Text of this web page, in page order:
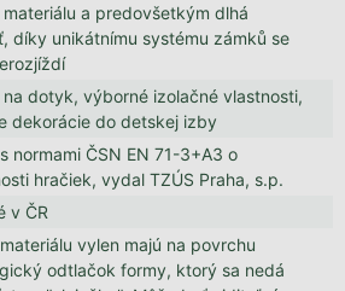
a predovšetkým dlhá
díky unikátnímu systému zámků se
na dotyk, výborné izolačné vlastnosti,
dekorácie do detskej izby
normami ČSN EN 71-3+A3 o
hračiek, vydal TZÚS Praha, s.p.
v ČR
vylen majú na povrchu
odtlačok formy, ktorý sa nedá